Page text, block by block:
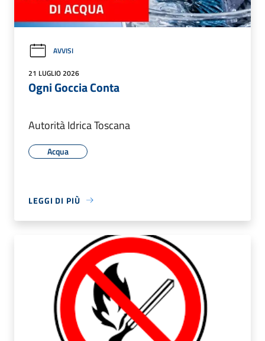
AVVISI
21 LUGLIO 2026
Ogni Goccia Conta
Autorità Idrica Toscana
Acqua
LEGGI DI PIÙ